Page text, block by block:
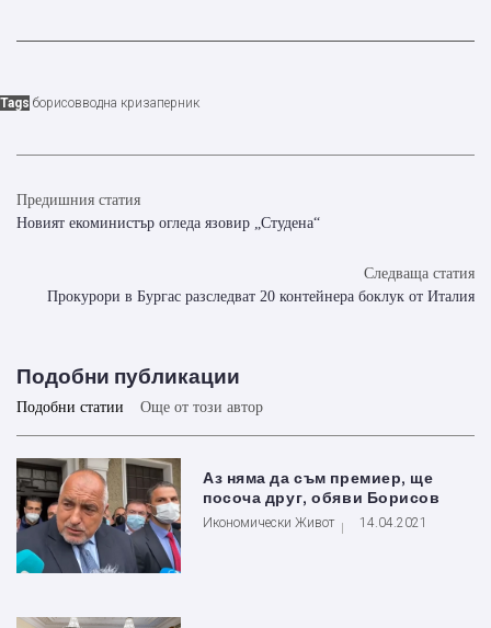
Tags борисовводна кризаперник
Предишния статия
Новият екоминистър огледа язовир „Студена“
Следваща статия
Прокурори в Бургас разследват 20 контейнера боклук от Италия
Подобни публикации
Подобни статии Още от този автор
Аз няма да съм премиер, ще
посоча друг, обяви Борисов
Икономически Живот 14.04.2021